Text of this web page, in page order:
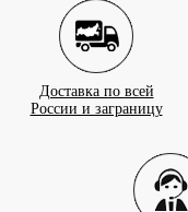
Доставка по всей
России и заграницу